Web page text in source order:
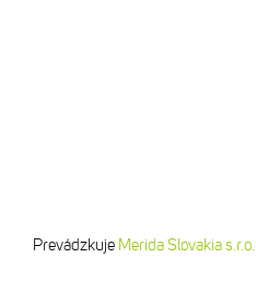
Prevádzkuje Merida Slovakia s.r.o.